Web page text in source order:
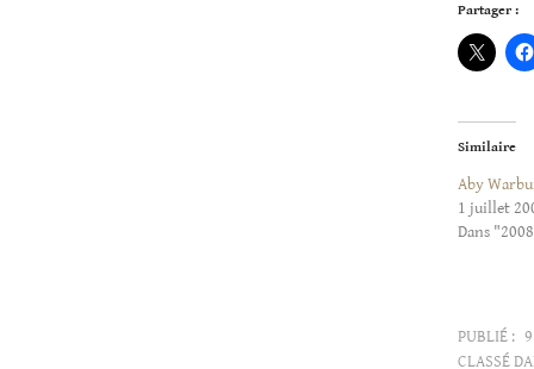
Partager :
Similaire
Aby
1 juillet
Dans
PUBLIÉ :
CLASSÉ